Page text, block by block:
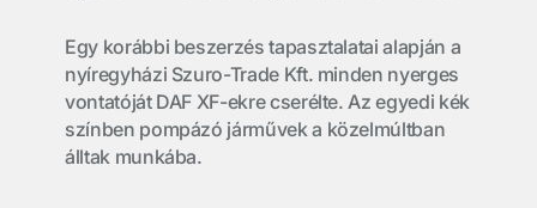
Egy korábbi beszerzés tapasztalatai alapján a
nyíregyházi Szuro-Trade Kft. minden nyerges
vontatóját DAF XF-ekre cserélte. Az egyedi kék
színben pompázó járművek a közelmúltban
álltak munkába.